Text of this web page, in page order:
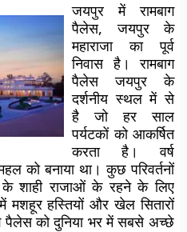
जयपुर में रामबाग
पैलेस, जयपुर के
महाराजा का पूर्व
निवास है। रामबाग
पैलेस जयपुर के
दर्शनीय स्थल में से
है जो हर साल
पर्यटकों को आकर्षित
करता है। वर्ष
को बनाया था। कुछ परिवर्तनों
शाही राजाओं के रहने के लिए
मशहूर हस्तियों और खेल सितारों
पैलेस को दुनिया भर में सबसे अच्छे